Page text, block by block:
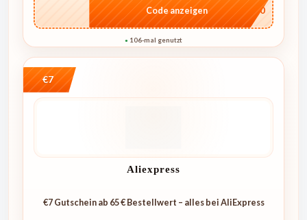
…L100
Code anzeigen
● 106-mal genutzt
€7
Aliexpress
€7 Gutschein ab 65 € Bestellwert – alles bei AliExpress